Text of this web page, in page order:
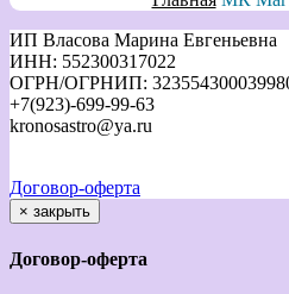
ИП Власова Марина Евгеньевна
ИНН: 552300317022
ОГРН/ОГРНИП:
+7(923)-699-99-63
kronosastro@ya.ru
Договор-оферта
× закрыть
Договор-оферта